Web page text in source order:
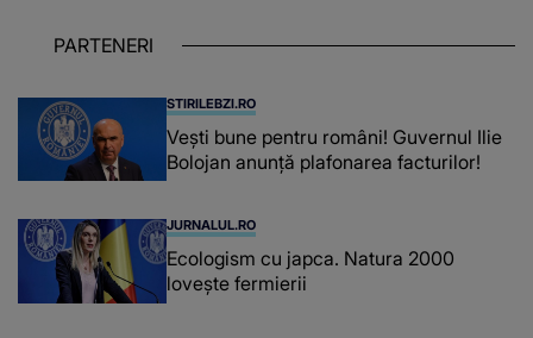
PARTENERI
STIRILEBZI.RO
Vești bune pentru români! Guvernul Ilie
Bolojan anunță plafonarea facturilor!
JURNALUL.RO
Ecologism cu japca. Natura 2000
lovește fermierii